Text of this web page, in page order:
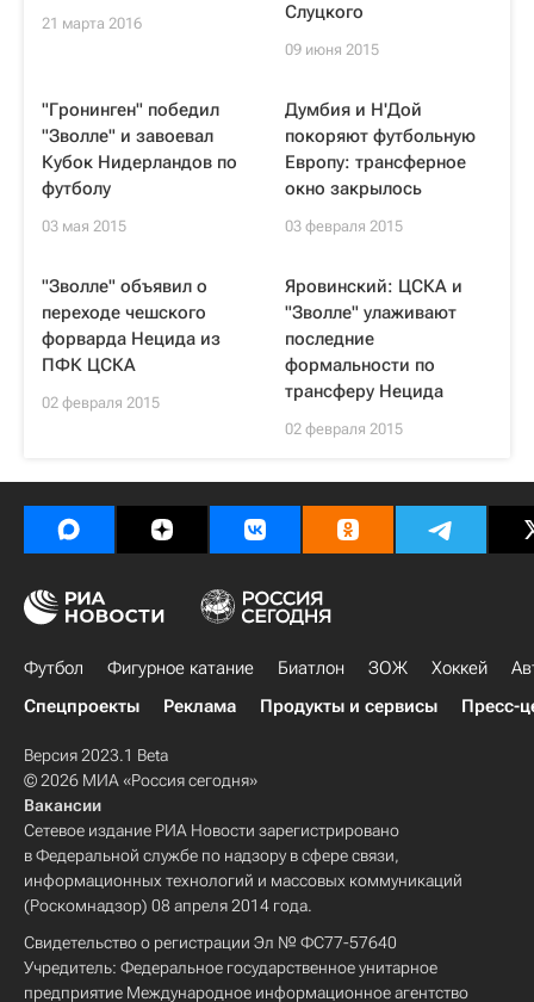
21 марта 2016
Слуцкого
09 июня 2015
"Гронинген" победил
"Зволле" и завоевал
Кубок Нидерландов по
футболу
03 мая 2015
Думбия и Н'Дой
покоряют футбольную
Европу: трансферное
окно закрылось
03 февраля 2015
"Зволле" объявил о
переходе чешского
форварда Нецида из
ПФК ЦСКА
02 февраля 2015
Яровинский: ЦСКА и
"Зволле" улаживают
последние
формальности по
трансферу Нецида
02 февраля 2015
Футбол Фигурное катание Биатлон ЗОЖ Хоккей
Спецпроекты
Реклама Продукты и сервисы Пресс-
Версия 2023.1 Beta
© 2026 МИА «Россия сегодня»
Вакансии
Сетевое издание РИА Новости зарегистрировано
в Федеральной службе по надзору в сфере связи,
информационных технологий и массовых коммуникаций
(Роскомнадзор) 08 апреля 2014 года.
Свидетельство о регистрации Эл № ФС77-57640
Учредитель: Федеральное государственное унитарное
предприятие Международное информационное агентство